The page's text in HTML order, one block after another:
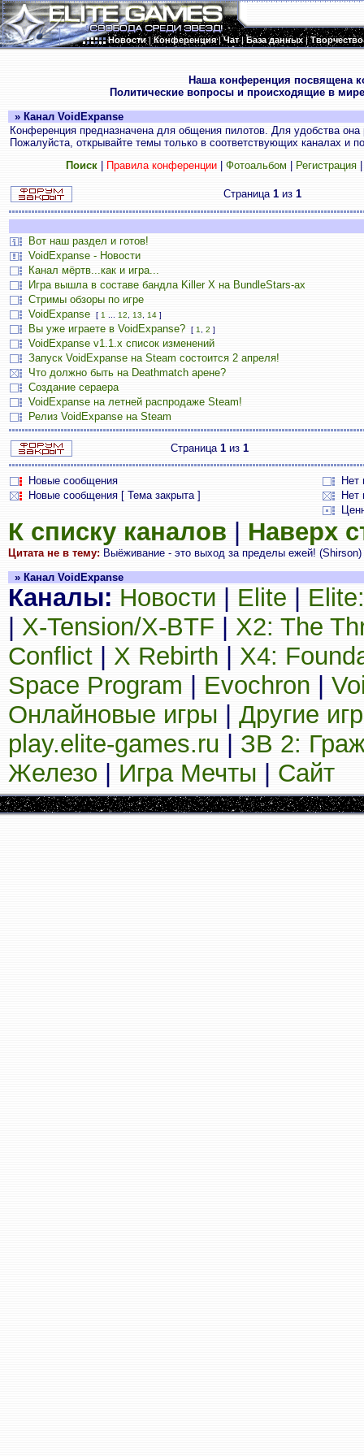
Новости|Конференция|Чат|База данных|Творчество
Наша конференция посвящена
Политические вопросы и происходящие в
» Канал VoidExpanse
Конференция предназначена для общения пилотов. Для удобства
Пожалуйста, открывайте темы только в соответствующих каналах и
Поиск| Правила конференции| Фотоальбом Регистрация
Страница 1 из 1
Вот наш раздел и готов!
VoidExpanse - Новости
Канал мёртв...как и игра...
Игра вышла в составе бандла Killer X на BundleStars-ах
Стримы обзоры по игре
VoidExpanse
[ 1 12 13 14 ]
Вы уже играете в VoidExpanse? [ 1 2 ]
VoidExpanse v1.1.x список изменений
Запуск VoidExpanse на Steam состоится 2 апреля!
Что должно быть на Deathmatch арене?
Создание сераера
VoidExpanse на летней распродаже Steam!
Релиз VoidExpanse на Steam
Страница 1 из 1
Новые сообщения
Нет
Новые сообщения [ Тема закрыта ]
Нет
К списку каналов Наверх
Цитата не в тему: Выёживание - это выход за пределы ежей! (Shirson)
» Канал VoidExpanse
Каналы: Новости Elite
X-Tension/X-BTF
X2: The
Conflict
X Rebirth
X4:
Space Program
Evochron
Онлайновые игры
Другие
play.elite-games.ru
ЗВ 2:
Железо
Игра Мечты Сайт